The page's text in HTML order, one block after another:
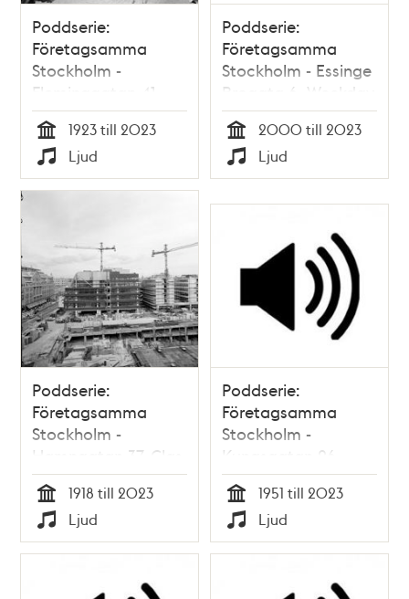
Poddserie:
Företagsamma
Stockholm -
Fleminggatan 41,
HSB
Tid
1923 till 2023
Typ
Ljud
Poddserie:
Företagsamma
Stockholm - Essinge
Brogata 6, Weekday
Tid
2000 till 2023
Typ
Ljud
Poddserie:
Företagsamma
Stockholm -
Hamngatan 37, Clas
Ohlsons första butik
Tid
1918 till 2023
Typ
Ljud
Poddserie:
Företagsamma
Stockholm -
Kungsgatan 26,
första H&M i
Stockholm
Tid
1951 till 2023
Typ
Ljud